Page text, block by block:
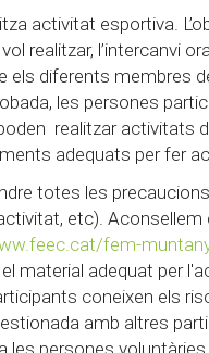
activitat esportiva.
realitzar, l’intercanvi
els diferents membres
les persones
realitzar activitats
adequats per fer
totes les
etc).
fem-
material adequat per
coneixen els
amb altres